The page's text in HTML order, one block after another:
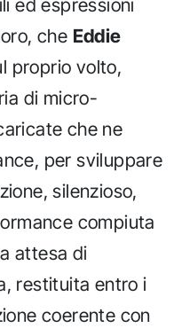
ed espressioni
che Eddie
proprio volto,
di micro-
che ne
per sviluppare
silenzioso,
compiuta
attesa di
restituita entro i
coerente con